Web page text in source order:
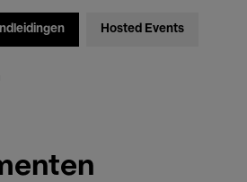
Hosted Events